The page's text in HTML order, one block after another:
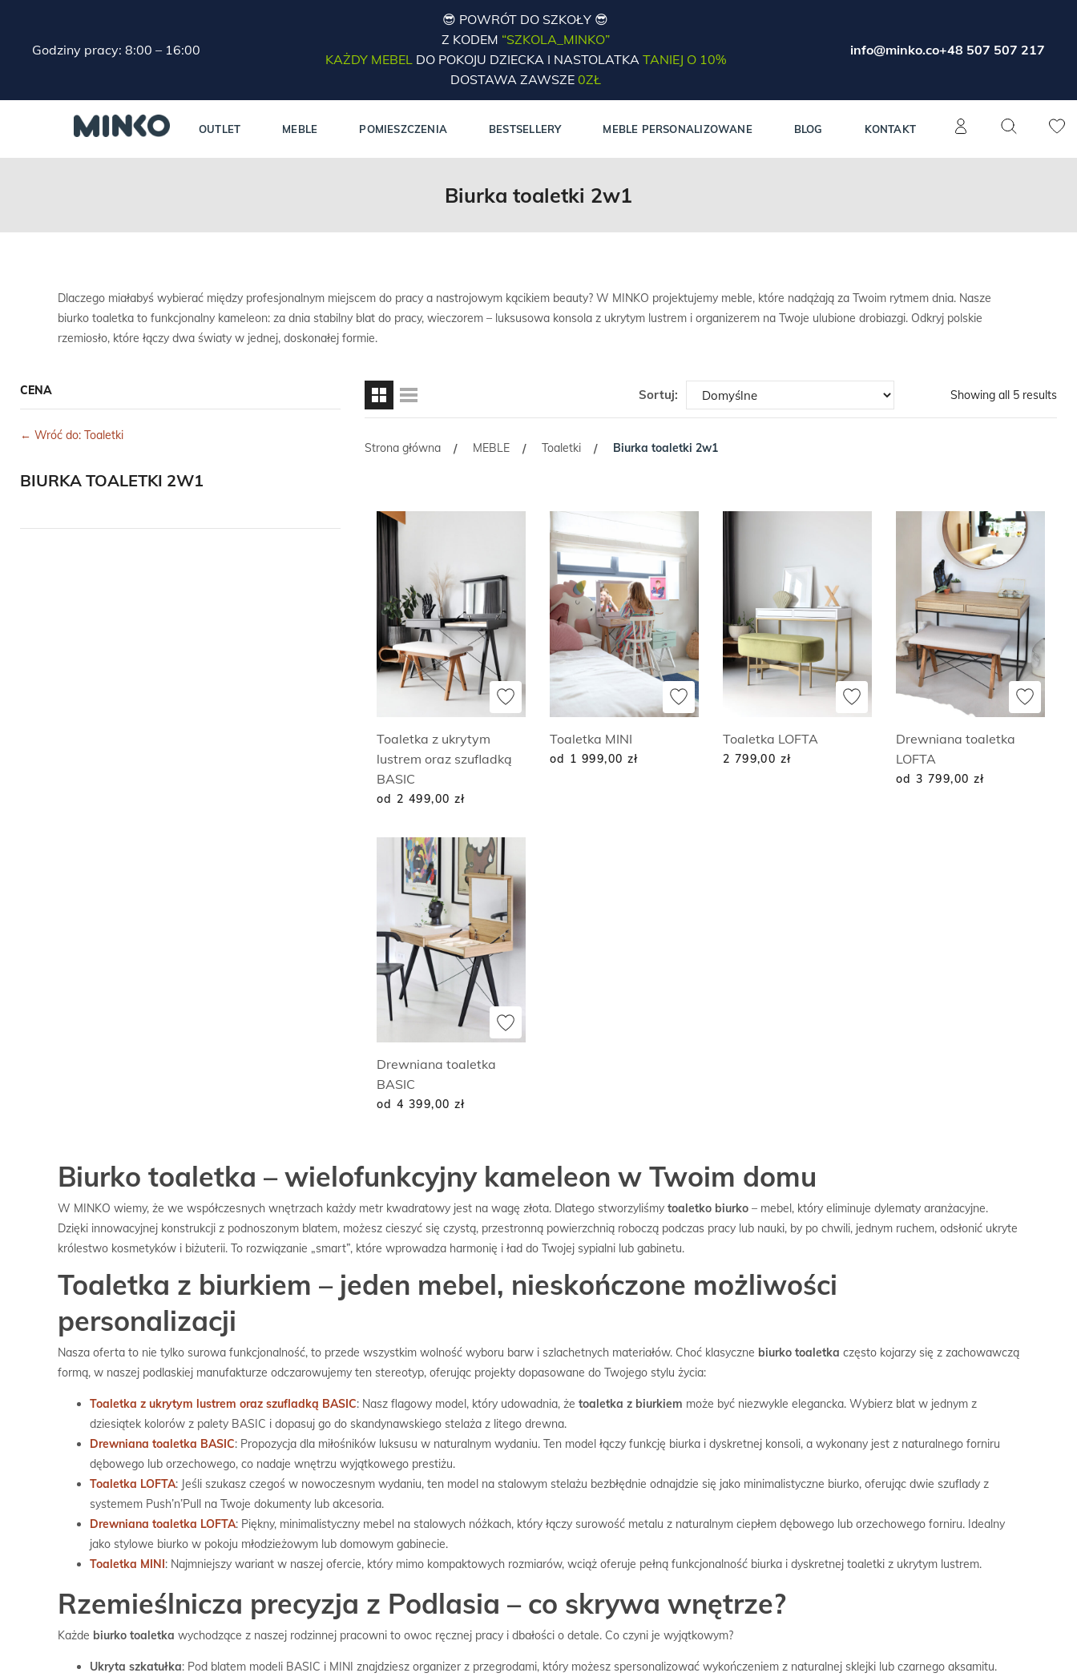
Godziny pracy: 8:00 – 16:00
😎 POWRÓT DO SZKOŁY 😎
Z KODEM “SZKOLA_MINKO”
KAŻDY MEBELDO POKOJU DZIECKA I NASTOLATKATANIEJ O 10%
DOSTAWA ZAWSZE 0ZŁ
info@minko.co+48 507 507 217
OUTLET MEBLE POMIESZCZENIA BESTSELLERY MEBLE PERSONALIZOWANE BLOG KONTAKT
Biurka toaletki 2w1
Dlaczego miałabyś wybierać między profesjonalnym miejscem do pracy a nastrojowym kącikiem beauty? W MINKO projektujemy meble, które nadążają za Twoim rytmem dnia. Nasze
biurko toaletka to funkcjonalny kameleon: za dnia stabilny blat do pracy, wieczorem – luksusowa konsola z ukrytym lustrem i organizerem na Twoje ulubione drobiazgi. Odkryj polskie
rzemiosło, które łączy dwa światy w jednej, doskonałej formie.
CENA
← Wróć do: Toaletki
BIURKA TOALETKI 2W1
Sortuj: Showing all 5 results
Strona główna / MEBLE / Toaletki / Biurka toaletki 2w1
Toaletka z ukrytym
lustrem oraz szufladką
BASIC
od 2 499,00 zł
Toaletka MINI
od 1 999,00 zł
Toaletka LOFTA
2 799,00 zł
Drewniana toaletka
LOFTA
od 3 799,00 zł
Drewniana toaletka
BASIC
od 4 399,00 zł
Biurko toaletka – wielofunkcyjny kameleon w Twoim domu
W MINKO wiemy, że we współczesnych wnętrzach każdy metr kwadratowy jest na wagę złota. Dlatego stworzyliśmy toaletko biurko – mebel, który eliminuje dylematy aranżacyjne.
Dzięki innowacyjnej konstrukcji z podnoszonym blatem, możesz cieszyć się czystą, przestronną powierzchnią roboczą podczas pracy lub nauki, by po chwili, jednym ruchem, odsłonić ukryte
królestwo kosmetyków i biżuterii. To rozwiązanie „smart”, które wprowadza harmonię i ład do Twojej sypialni lub gabinetu.
Toaletka z biurkiem – jeden mebel, nieskończone możliwości
personalizacji
Nasza oferta to nie tylko surowa funkcjonalność, to przede wszystkim wolność wyboru barw i szlachetnych materiałów. Choć klasyczne biurko toaletka często kojarzy się z zachowawczą
formą, w naszej podlaskiej manufakturze odczarowujemy ten stereotyp, oferując projekty dopasowane do Twojego stylu życia:
Toaletka z ukrytym lustrem oraz szufladką BASIC: Nasz flagowy model, który udowadnia, że toaletka z biurkiem może być niezwykle elegancka. Wybierz blat w jednym z
dziesiątek kolorów z palety BASIC i dopasuj go do skandynawskiego stelaża z litego drewna.
Drewniana toaletka BASIC: Propozycja dla miłośników luksusu w naturalnym wydaniu. Ten model łączy funkcję biurka i dyskretnej konsoli, a wykonany jest z naturalnego forniru
dębowego lub orzechowego, co nadaje wnętrzu wyjątkowego prestiżu.
Toaletka LOFTA: Jeśli szukasz czegoś w nowoczesnym wydaniu, ten model na stalowym stelażu bezbłędnie odnajdzie się jako minimalistyczne biurko, oferując dwie szuflady z
systemem Push’n’Pull na Twoje dokumenty lub akcesoria.
Drewniana toaletka LOFTA: Piękny, minimalistyczny mebel na stalowych nóżkach, który łączy surowość metalu z naturalnym ciepłem dębowego lub orzechowego forniru. Idealny
jako stylowe biurko w pokoju młodzieżowym lub domowym gabinecie.
Toaletka MINI : Najmniejszy wariant w naszej ofercie, który mimo kompaktowych rozmiarów, wciąż oferuje pełną funkcjonalność biurka i dyskretnej toaletki z ukrytym lustrem.
Rzemieślnicza precyzja z Podlasia – co skrywa wnętrze?
Każde biurko toaletka wychodzące z naszej rodzinnej pracowni to owoc ręcznej pracy i dbałości o detale. Co czyni je wyjątkowym?
Ukryta szkatułka: Pod blatem modeli BASIC i MINI znajdziesz organizer z przegrodami, który możesz spersonalizować wykończeniem z naturalnej sklejki lub czarnego aksamitu.